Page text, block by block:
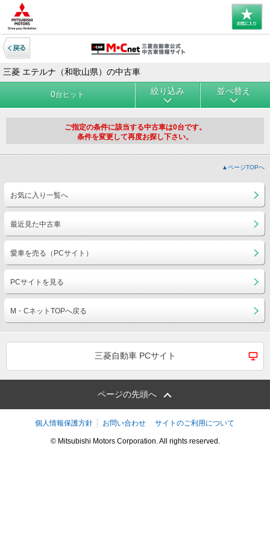
三菱 エテルナ（和歌山県）の中古車
0台ヒット 絞り込み 並べ替え
ご指定の条件に該当する中古車は0台です。
条件を変更して再度お探し下さい。
▲ページTOPへ
お気に入り一覧へ
最近見た中古車
愛車を売る（PCサイト）
PCサイトを見る
M・CネットTOPへ戻る
三菱自動車 PCサイト
ページの先頭へ
個人情報保護方針 お問い合わせ サイトのご利用について
© Mitsubishi Motors Corporation. All rights reserved.